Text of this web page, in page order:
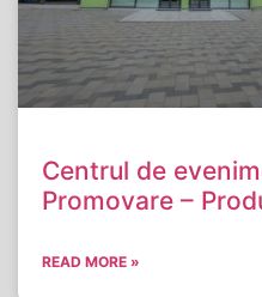
Centrul de
Promovare –
READ MORE »